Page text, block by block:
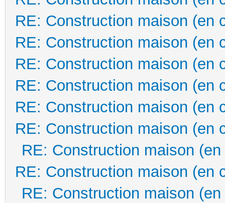
RE: Construction maison (en
RE: Construction maison (en
RE: Construction maison (en
RE: Construction maison (en
RE: Construction maison (en
RE: Construction maison (en
RE: Construction maison
RE: Construction maison (en
RE: Construction maison